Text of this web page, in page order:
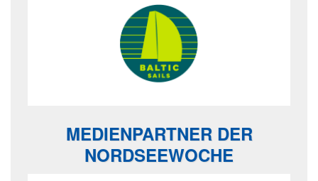
MEDIENPARTNER DER
NORDSEEWOCHE